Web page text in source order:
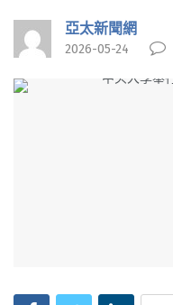
亞太新聞網
2026-05-24